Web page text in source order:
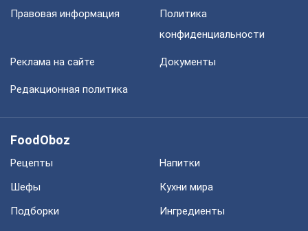
Правовая информация
Политика
конфиденциальности
Реклама на сайте Документы
Редакционная политика
FoodOboz
Рецепты
Напитки
Шефы
Кухни мира
Подборки
Ингредиенты